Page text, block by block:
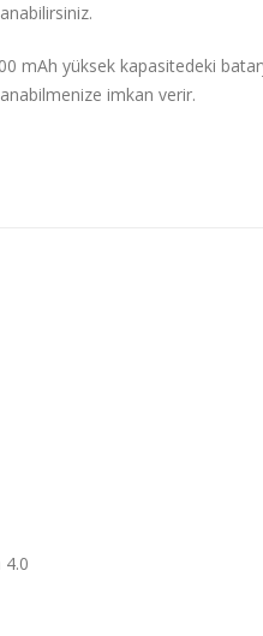
mAh yüksek kapasitedeki
imkan verir.